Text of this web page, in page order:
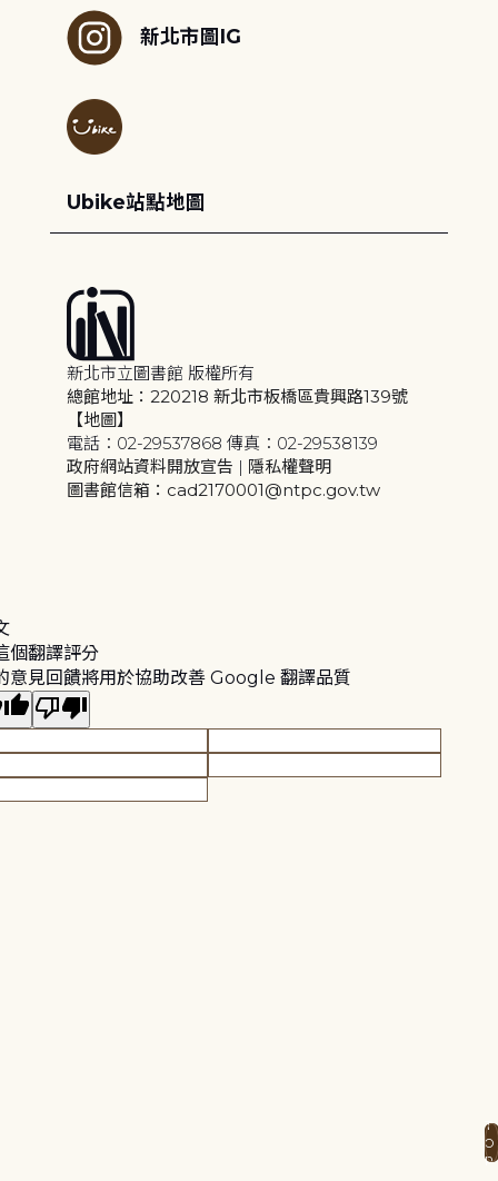
新北市圖IG
Ubike站點地圖
新北市立圖書館 版權所有
總館地址：220218 新北市板橋區貴興路139號
【地圖】
電話：02-29537868 傳真：02-29538139
政府網站資料開放宣告 | 隱私權聲明
圖書館信箱：cad2170001@ntpc.gov.tw
個翻譯評分
意見回饋將用於協助改善 Google 翻譯品質